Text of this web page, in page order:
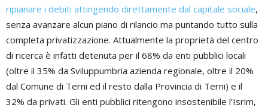
ripianare i debiti attingendo direttamente dal capitale sociale,
senza avanzare alcun piano di rilancio ma puntando tutto sulla
completa privatizzazione. Attualmente la proprietà del centro
di ricerca è infatti detenuta per il 68% da enti pubblici locali
(oltre il 35% da Sviluppumbria azienda regionale, oltre il 20%
dal Comune di Terni ed il resto dalla Provincia di Terni) e il
32% da privati. Gli enti pubblici ritengono insostenibile l’Isrim,